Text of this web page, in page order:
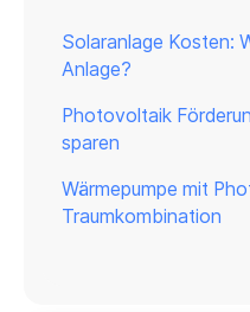
Solaranlage Kosten:
Anlage?
Photovoltaik
sparen
Wärmepumpe mit
Traumkombination